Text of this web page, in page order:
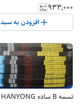
۹۳۳٬۰۰۰
افزودن به سبد
تسمه B ساده HANYONG